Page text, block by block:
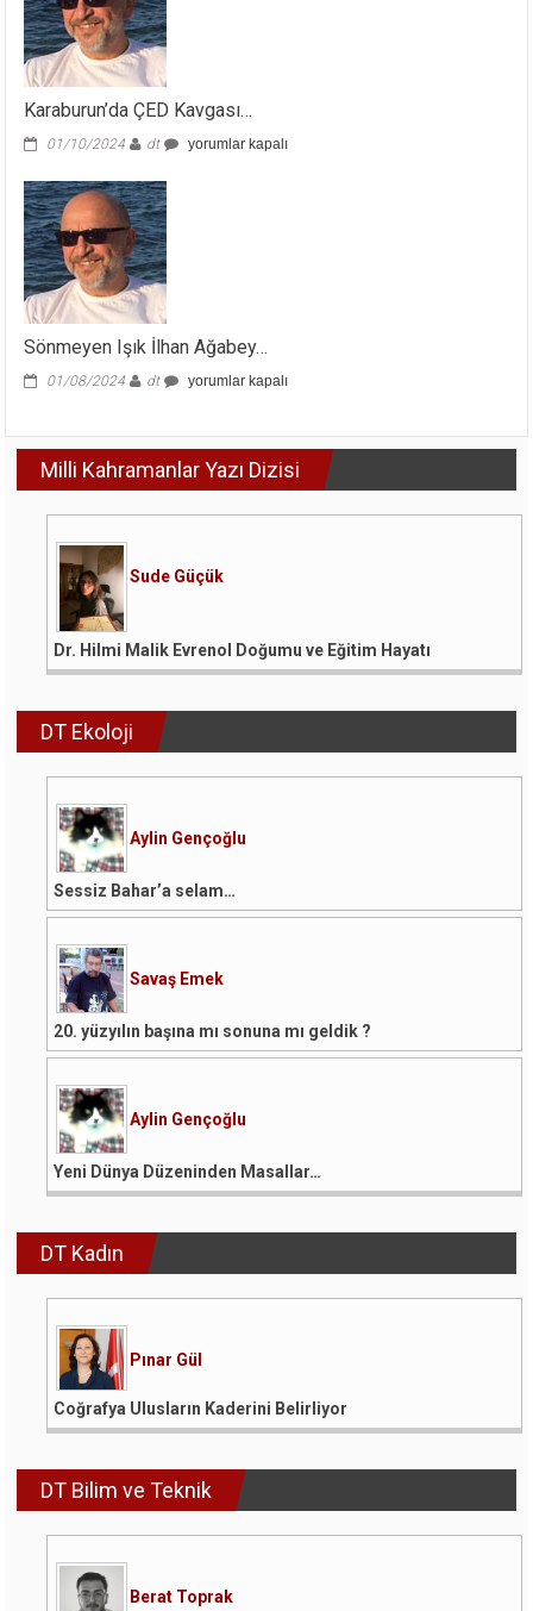
Karaburun’da ÇED Kavgası…
01/10/2024 dt
Karaburun’da
yorumlar kapalı
Sönmeyen Işık İlhan Ağabey…
01/08/2024 dt
Sönmeyen
için
yorumlar kapalı
Milli Kahramanlar Yazı Dizisi
Sude Güçük
Dr. Hilmi Malik Evrenol Doğumu ve Eğitim Hayatı
DT Ekoloji
Aylin Gençoğlu
Sessiz Bahar’a selam…
Savaş Emek
20. yüzyılın başına mı sonuna mı geldik ?
Aylin Gençoğlu
Yeni Dünya Düzeninden Masallar…
DT Kadın
Pınar Gül
Coğrafya Ulusların Kaderini Belirliyor
DT Bilim ve Teknik
Berat Toprak